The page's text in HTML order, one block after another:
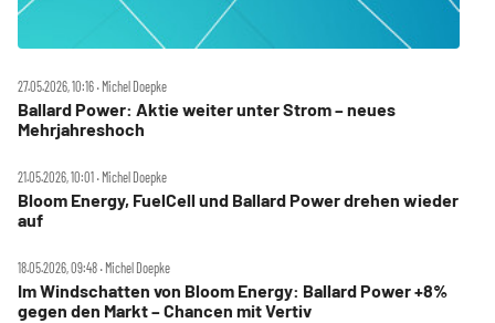
27.05.2026, 10:16 ‧ Michel Doepke
Ballard Power: Aktie weiter unter Strom – neues
Mehrjahreshoch
21.05.2026, 10:01 ‧ Michel Doepke
Bloom Energy, FuelCell und Ballard Power drehen wieder
auf
18.05.2026, 09:48 ‧ Michel Doepke
Im Windschatten von Bloom Energy: Ballard Power +8%
gegen den Markt – Chancen mit Vertiv